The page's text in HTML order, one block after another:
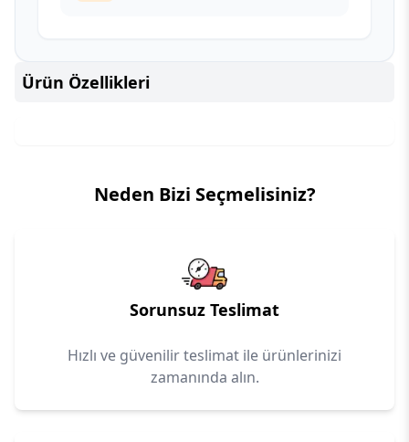
Ürün Özellikleri
Neden Bizi Seçmelisiniz?
Sorunsuz Teslimat
Hızlı ve güvenilir teslimat ile ürünlerinizi
zamanında alın.